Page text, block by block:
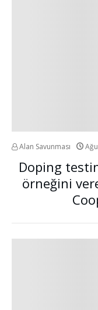
Alan Savunması
Doping
örneğini